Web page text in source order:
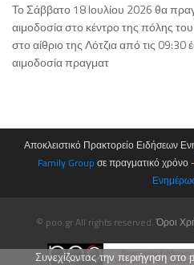
Το Σάββατο 18 Iουλίου 2026 θα
αιμοδοσία στο κέντρο της πόλης
στο αίθριο της Λότζια από τις 09:30
αιμοδοσία πραγματ
Αποκλειστικό Πρακτορείο Ειδήσεων
Family Group σε πραγματικό χρόνο -
© poo.gr All rights reserved.Όροι
Συνεχίζοντας την περιήγηση